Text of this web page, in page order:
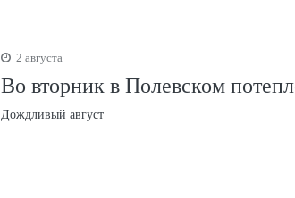
2 августа
Во вторник в Полевском
Дождливый август